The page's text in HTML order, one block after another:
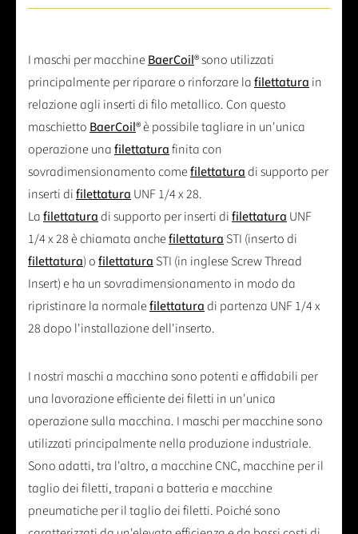
I maschi per macchineBaerCoil® sono utilizzati
principalmente per riparare o rinforzare lafilettatura in
relazione agli inserti di filo metallico. Con questo
maschietto BaerCoil® è possibile tagliare in un'unica
operazione unafilettaturafinita con
sovradimensionamento comefilettaturadi supporto per
inserti difilettatura UNF 1/4 x 28.
Lafilettaturadi supporto per inserti difilettatura UNF
1/4 x 28 è chiamata anchefilettatura STI (inserto di
filettatura) ofilettatura STI (in inglese Screw Thread
Insert) e ha un sovradimensionamento in modo da
ripristinare la normalefilettaturadi partenza UNF 1/4 x
28 dopo l'installazione dell'inserto.
I nostri maschi a macchina sono potenti e affidabili per
una lavorazione efficiente dei filetti in un'unica
operazione sulla macchina. I maschi per macchine sono
utilizzati principalmente nella produzione industriale.
Sono adatti, tra l'altro, a macchine CNC, macchine per il
taglio dei filetti, trapani a batteria e macchine
pneumatiche per il taglio dei filetti. Poiché sono